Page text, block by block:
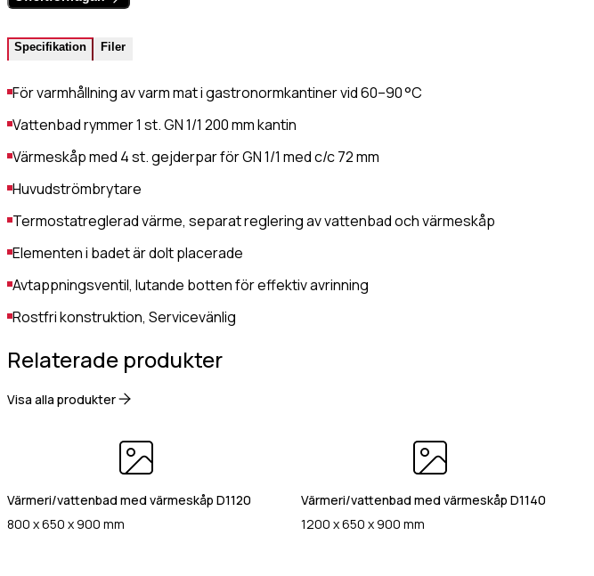
Specifikation Filer
För varmhållning av varm mat i gastronormkantiner vid 60–90 °C
Vattenbad rymmer 1 st. GN 1/1 200 mm kantin
Värmeskåp med 4 st. gejderpar för GN 1/1 med c/c 72 mm
Huvudströmbrytare
Termostatreglerad värme, separat reglering av vattenbad och värmeskåp
Elementen i badet är dolt placerade
Avtappningsventil, lutande botten för effektiv avrinning
Rostfri konstruktion, Servicevänlig
Relaterade produkter
Visa alla produkter
Värmeri/vattenbad med värmeskåp D1120
800 x 650 x 900 mm
Värmeri/vattenbad med värmeskåp D1140
1200 x 650 x 900 mm
(Obligatoriskt)
godkänner
Värmehäll
Utlämningshylla